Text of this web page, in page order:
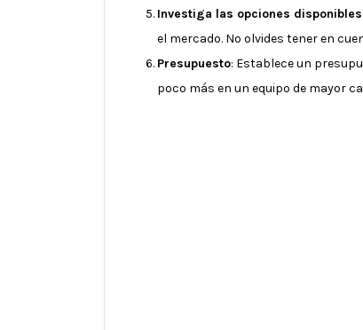
Investiga las opciones disponibles
el mercado. No olvides tener en
Presupuesto: Establece un
poco más en un equipo de mayor